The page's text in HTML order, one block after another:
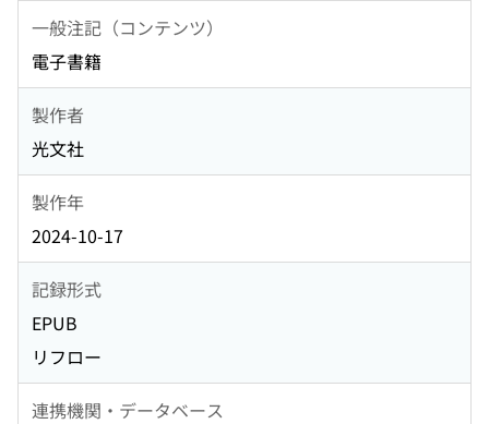
一般注記（コンテンツ）
電子書籍
製作者
光文社
製作年
2024-10-17
記録形式
EPUB
リフロー
連携機関・データベース